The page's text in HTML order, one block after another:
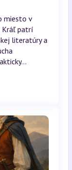
miesto v
Kráľ patrí
literatúry a